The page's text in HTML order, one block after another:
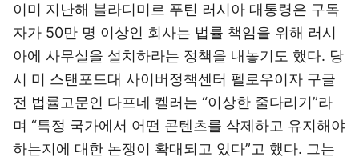
이미 지난해 블라디미르 푸틴 러시아 대통령은 구독
자가 50만 명 이상인 회사는 법률 책임을 위해 러시
아에 사무실을 설치하라는 정책을 내놓기도 했다. 당
시 미 스탠포드대 사이버정책센터 펠로우이자 구글
전 법률고문인 다프네 켈러는 “이상한 줄다리기”라
며 “특정 국가에서 어떤 콘텐츠를 삭제하고 유지해야
하는지에 대한 논쟁이 확대되고 있다”고 했다. 그는